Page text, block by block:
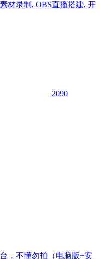
材录制, OBS直播搭建, 开
2090